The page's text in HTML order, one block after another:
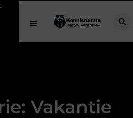
aan een goed doel: waarom geven
Vakantie